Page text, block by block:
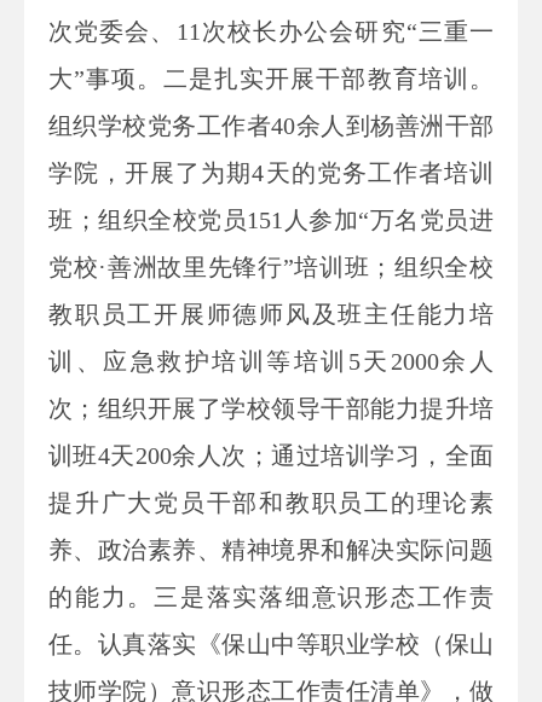
次党委会、11次校长办公会研究“三重一
大”事项。二是扎实开展干部教育培训。
组织学校党务工作者40余人到杨善洲干部
学院，开展了为期4天的党务工作者培训
班；组织全校党员151人参加“万名党员进
党校·善洲故里先锋行”培训班；组织全校
教职员工开展师德师风及班主任能力培
训、应急救护培训等培训5天2000余人
次；组织开展了学校领导干部能力提升培
训班4天200余人次；通过培训学习，全面
提升广大党员干部和教职员工的理论素
养、政治素养、精神境界和解决实际问题
的能力。三是落实落细意识形态工作责
任。认真落实《保山中等职业学校（保山
技师学院）意识形态工作责任清单》，做